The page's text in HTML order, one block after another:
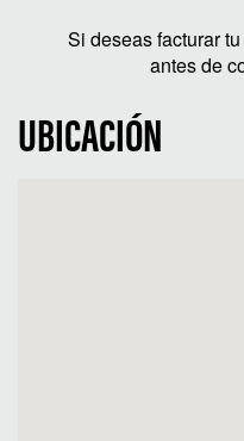
Si deseas facturar
antes de
UBICACIÓN